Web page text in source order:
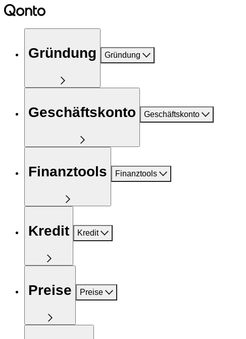
Gründung Gründung
Geschäftskonto Geschäftskonto
Finanztools Finanztools
Kredit Kredit
Preise Preise